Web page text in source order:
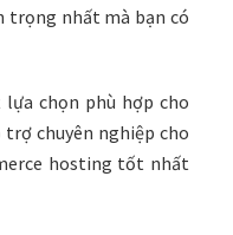
trọng nhất mà bạn có
chọn phù hợp cho
trợ chuyên nghiệp cho
hosting tốt nhất